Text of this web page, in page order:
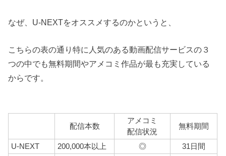
なぜ、U-NEXTをオススメするのかというと、
こちらの表の通り特に人気のある動画配信サービスの３
つの中でも無料期間やアメコミ作品が最も充実している
からです。
配信本数
アメコミ
配信状況
無料期間
U-NEXT 200,000本以上 ◎ 31日間